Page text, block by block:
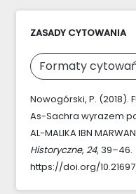
ZASADY CYTOWANIA
Formaty
Nowogórski, P.
As-Sachra wyrazem
AL-MALIKA IBN
Historyczne, 24, 39–46.
https://doi.org/